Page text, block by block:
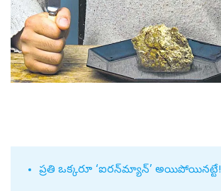
ప్రతి ఒక్కరూ ‘ఐరన్‌మ్యాన్‌’ అయిపోయినట్టే!